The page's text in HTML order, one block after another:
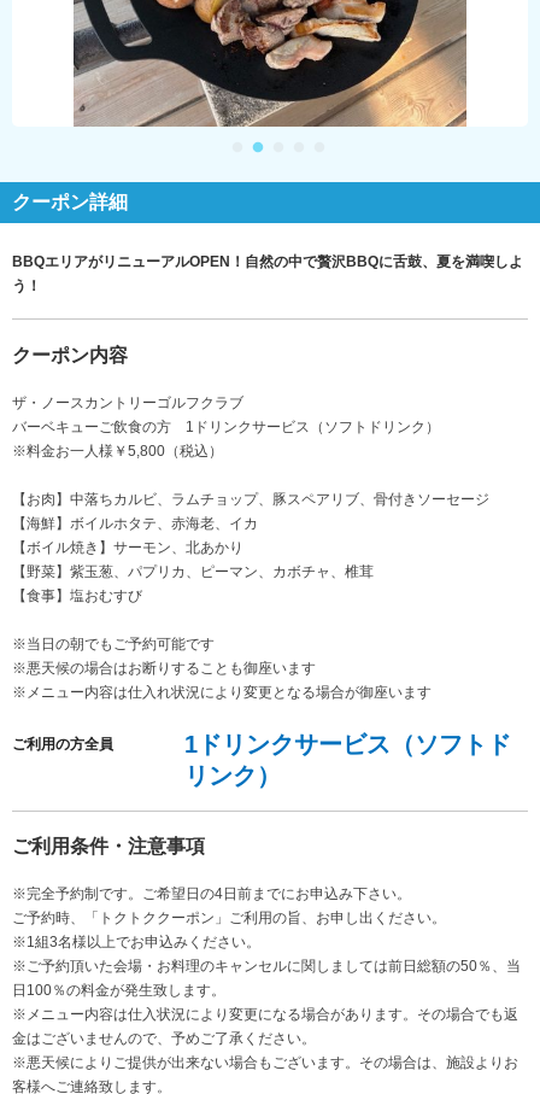
クーポン詳細
BBQエリアがリニューアルOPEN！自然の中で贅沢BBQに舌鼓、夏を満喫しよ
う！
クーポン内容
ザ・ノースカントリーゴルフクラブ
バーベキューご飲食の方 1ドリンクサービス（ソフトドリンク）
※料金お一人様￥5,800（税込）
【お肉】中落ちカルビ、ラムチョップ、豚スペアリブ、骨付きソーセージ
【海鮮】ボイルホタテ、赤海老、イカ
【ボイル焼き】サーモン、北あかり
【野菜】紫玉葱、パプリカ、ピーマン、カボチャ、椎茸
【食事】塩おむすび
※当日の朝でもご予約可能です
※悪天候の場合はお断りすることも御座います
※メニュー内容は仕入れ状況により変更となる場合が御座います
ご利用の方全員
1ドリンクサービス（ソフトド
リンク）
ご利用条件・注意事項
※完全予約制です。ご希望日の4日前までにお申込み下さい。
ご予約時、「トクトククーポン」ご利用の旨、お申し出ください。
※1組3名様以上でお申込みください。
※ご予約頂いた会場・お料理のキャンセルに関しましては前日総額の50％、当
日100％の料金が発生致します。
※メニュー内容は仕入状況により変更になる場合があります。その場合でも返
金はございませんので、予めご了承ください。
※悪天候によりご提供が出来ない場合もございます。その場合は、施設よりお
客様へご連絡致します。